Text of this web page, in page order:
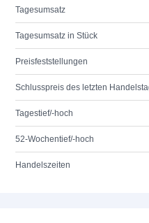
Tagesumsatz
Tagesumsatz in Stück
Preisfeststellungen
Schlusspreis des letzten
Tagestief/-hoch
52-Wochentief/-hoch
Handelszeiten